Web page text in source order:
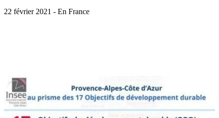
22 février 2021 - En France